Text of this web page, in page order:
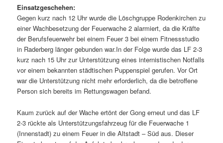
Einsatzgeschehen:
Gegen kurz nach 12 Uhr wurde die Löschgruppe Rodenkirchen zu
einer Wachbesetzung der Feuerwache 2 alarmiert, da die Kräfte
der Berufsfeuerwehr bei einem Feuer 3 bei einem Fitnessstudio
in Raderberg länger gebunden war.In der Folge wurde das LF 2-3
kurz nach 15 Uhr zur Unterstützung eines internistischen Notfalls
vor einem bekannten städtischen Puppenspiel gerufen. Vor Ort
war die Unterstützung nicht mehr erforderlich, da die betroffene
Person sich bereits im Rettungswagen befand.
Kaum zurück auf der Wache ertönt der Gong erneut und das LF
2-3 rückte als Unterstützungsfahrzeug für die Feuerwache 1
(Innenstadt) zu einem Feuer in die Altstadt – Süd aus. Dieser